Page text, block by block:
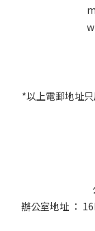
*以上電郵地址
辦公室地址 ：